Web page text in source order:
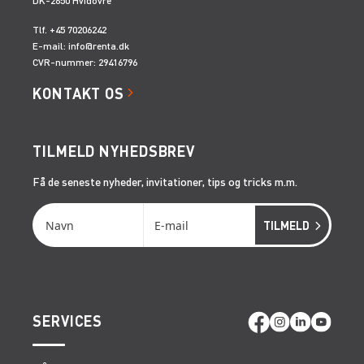
Tlf. +45 70206242
E-mail: info@renta.dk
CVR-nummer: 29416796
KONTAKT OS
TILMELD NYHEDSBREV
Få de seneste nyheder, invitationer, tips og tricks m.m.
SERVICES